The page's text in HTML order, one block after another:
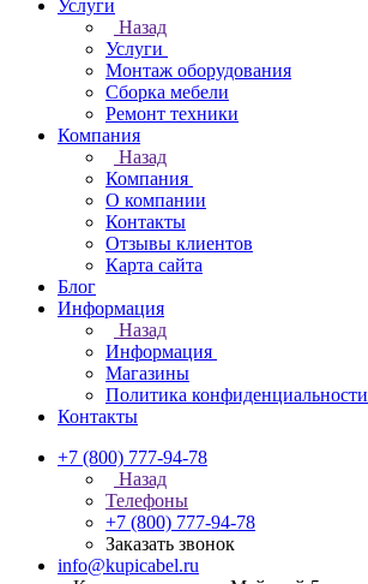
Услуги
Назад
Услуги
Монтаж оборудования
Сборка мебели
Ремонт техники
Компания
Назад
Компания
О компании
Контакты
Отзывы клиентов
Карта сайта
Блог
Информация
Назад
Информация
Магазины
Политика конфиденциальности
Контакты
+7 (800) 777-94-78
Назад
Телефоны
+7 (800) 777-94-78
Заказать звонок
info@kupicabel.ru